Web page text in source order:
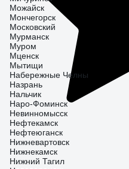
Можайск
Мончегорск
Московский
Мурманск
Муром
Мценск
Мытищи
Набережные Челны
Назрань
Нальчик
Наро-Фоминск
Невинномысск
Нефтекамск
Нефтеюганск
Нижневартовск
Нижнекамск
Нижний Тагил